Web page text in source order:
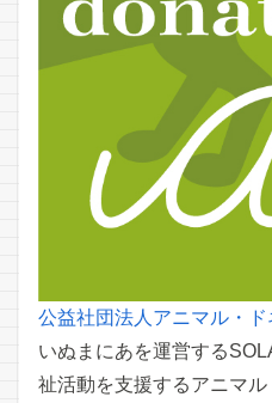
公益社団法人アニマル・ド
いぬまにあを運営する
祉活動を支援するアニマ